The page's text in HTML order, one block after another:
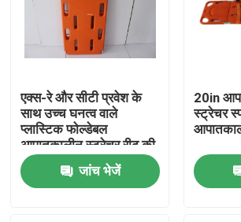
एक्स-रे और सीटी प्रवेश के
साथ उच्च घनत्व वाले
प्लास्टिक फोल्डेबल
आपातकालीन स्ट्रेचर रीढ़ की
हड्डी बोर्ड
जांच भेजें
20in
स्ट्रेचर